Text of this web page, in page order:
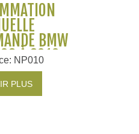
BMW
À 2010
NP010
PLUS